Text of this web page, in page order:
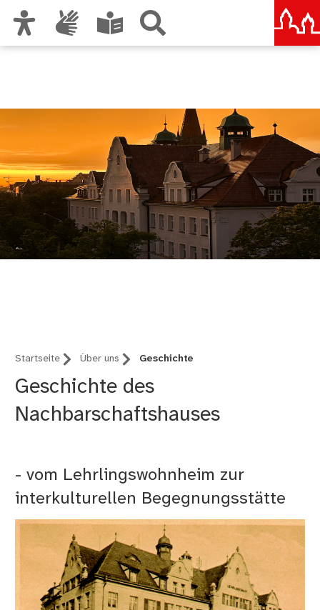
Startseite Über uns Geschichte
Geschichte des
Nachbarschaftshauses
- vom Lehrlingswohnheim zur
interkulturellen Begegnungsstätte